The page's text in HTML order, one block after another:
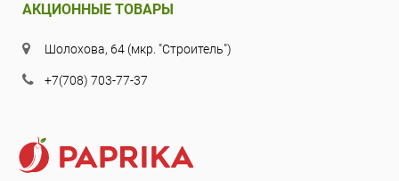
АКЦИОННЫЕ ТОВАРЫ
Шолохова, 64 (мкр. "Строитель")
+7(708) 703-77-37